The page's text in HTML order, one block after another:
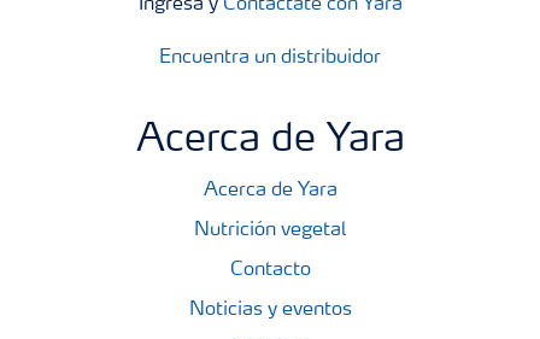
Ingresa y Contáctate con Yara
Encuentra un distribuidor
Acerca de Yara
Acerca de Yara
Nutrición vegetal
Contacto
Noticias y eventos